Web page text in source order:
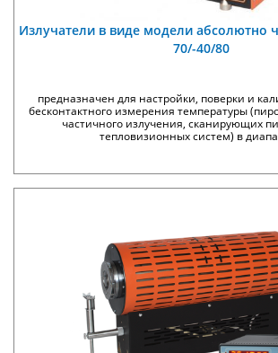
Излучатели в виде модели абсолютно
70/-40/80
предназначен для настройки, поверки и
бесконтактного измерения температуры
частичного излучения, сканирующих
тепловизионных систем) в